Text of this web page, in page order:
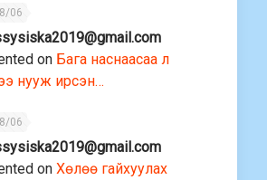
06
on Бага наснаасаа л
нууж ирсэн…
06
on Хөлөө гайхуулах